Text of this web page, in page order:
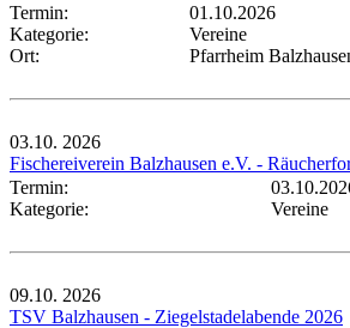
Termin:
01.10.2026
Kategorie:
Vereine
Ort:
Pfarrheim
03.10. 2026
Fischereiverein Balzhausen e.V. -
Termin:
Kategorie:
Vereine
09.10. 2026
TSV Balzhausen - Ziegelstadelabende 2026